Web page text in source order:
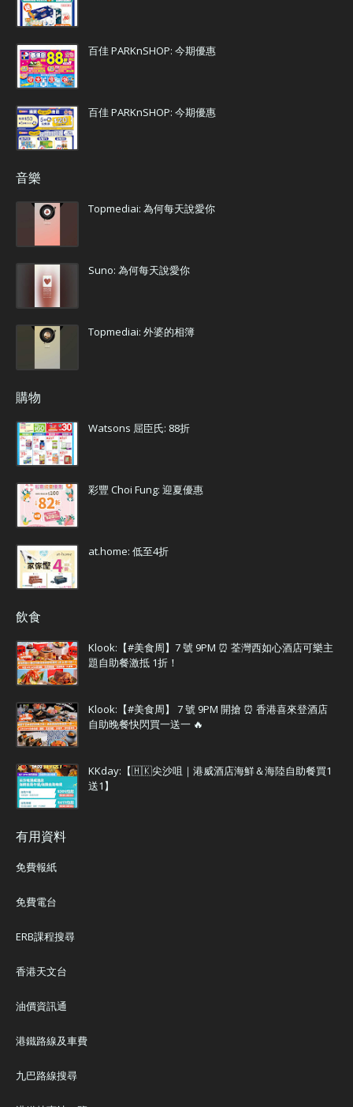
百佳 PARKnSHOP: 今期優惠
百佳 PARKnSHOP: 今期優惠
音樂
Topmediai: 為何每天說愛你
Suno: 為何每天說愛你
Topmediai: 外婆的相簿
購物
Watsons 屈臣氏: 88折
彩豐 Choi Fung: 迎夏優惠
at.home: 低至4折
飲食
Klook:【#美食周】7 號 9PM ⏰ 荃灣西如心酒店可樂主
題自助餐激抵 1折！
Klook:【#美食周】 7 號 9PM 開搶 ⏰ 香港喜來登酒店
自助晚餐快閃買一送一 🔥
KKday:【🇭🇰尖沙咀｜港威酒店海鮮＆海陸自助餐買1
送1】
有用資料
免費報紙
免費電台
ERB課程搜尋
香港天文台
油價資訊通
港鐵路線及車費
九巴路線搜尋